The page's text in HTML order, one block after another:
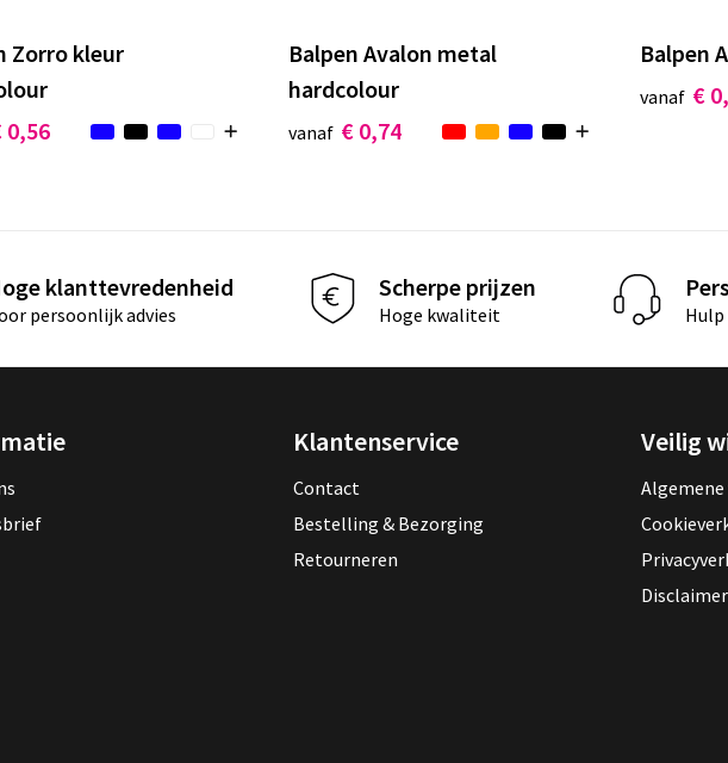
Zorro kleur
0,56
Balpen Avalon metal
hardcolour
vanaf € 0,74
Balpen
vanaf €
klanttevredenheid
persoonlijk advies
Scherpe prijzen
Hoge kwaliteit Hulp
Klantenservice
Contact
Bestelling & Bezorging
Retourneren
Veilig
Disclaimer